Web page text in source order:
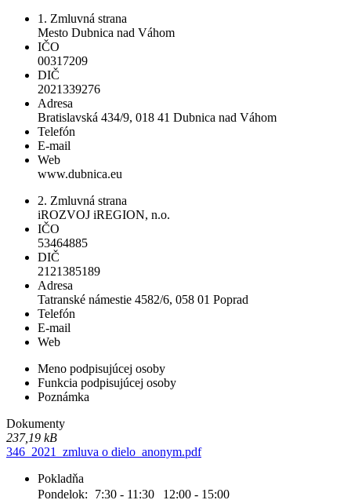
1. Zmluvná strana
Mesto Dubnica nad Váhom
IČO
00317209
DIČ
2021339276
Adresa
Bratislavská 434/9, 018 41 Dubnica nad Váhom
Telefón
E-mail
Web
www.dubnica.eu
2. Zmluvná strana
iROZVOJ iREGION, n.o.
IČO
53464885
DIČ
2121385189
Adresa
Tatranské námestie 4582/6, 058 01 Poprad
Telefón
E-mail
Web
Meno podpisujúcej osoby
Funkcia podpisujúcej osoby
Poznámka
Dokumenty
237,19 kB
346_2021_zmluva o dielo_anonym.pdf
Pokladňa
Pondelok:
7:30 - 11:30 12:00 - 15:00